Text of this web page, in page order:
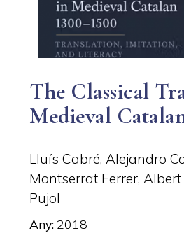
The Classical
Medieval
Lluís Cabré, Alejandro
Montserrat Ferrer, Albert
Pujol
Any 2018